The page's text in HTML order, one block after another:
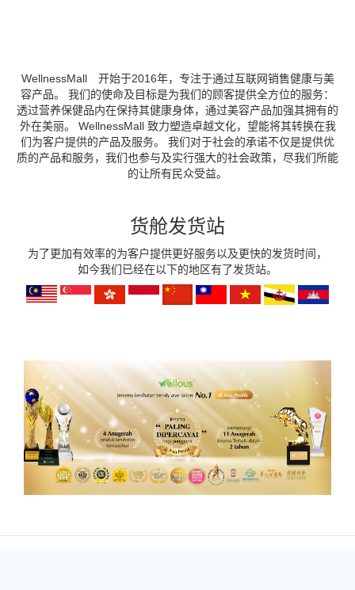
WellnessMall 开始于2016年，专注于通过互联网销售健康与美
容产品。 我们的使命及目标是为我们的顾客提供全方位的服务：
透过营养保健品内在保持其健康身体，通过美容产品加强其拥有的
外在美丽。 WellnessMall 致力塑造卓越文化，望能将其转换在我
们为客户提供的产品及服务。 我们对于社会的承诺不仅是提供优
质的产品和服务，我们也参与及实行强大的社会政策，尽我们所能
的让所有民众受益。
货舱发货站
为了更加有效率的为客户提供更好服务以及更快的发货时间，
如今我们已经在以下的地区有了发货站。